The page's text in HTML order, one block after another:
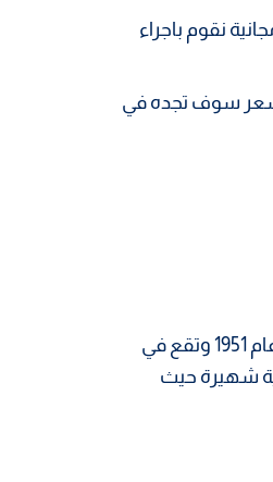
نقوم باجراء
للشخص. وهذا اقل سعر سوف تجده في
هي معلم سياحي مشهور في لندن. تم بناء هذا العجلة الهوائية عام 1951 وتقع في
شهيرة حيث